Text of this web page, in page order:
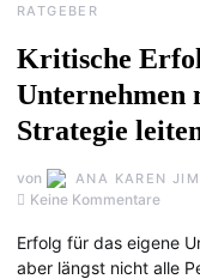
RATGEBER
Kritische
Unternehmen
Strategie
von ANA KAREN
Keine Kommentare
Erfolg für das eigene
aber längst nicht alle